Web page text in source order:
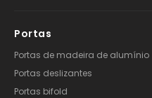
Portas
Portas de madeira de alumínio
Portas deslizantes
Portas bifold